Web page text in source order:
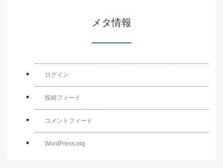
メタ情報
ログイン
投稿フィード
コメントフィード
WordPress.org